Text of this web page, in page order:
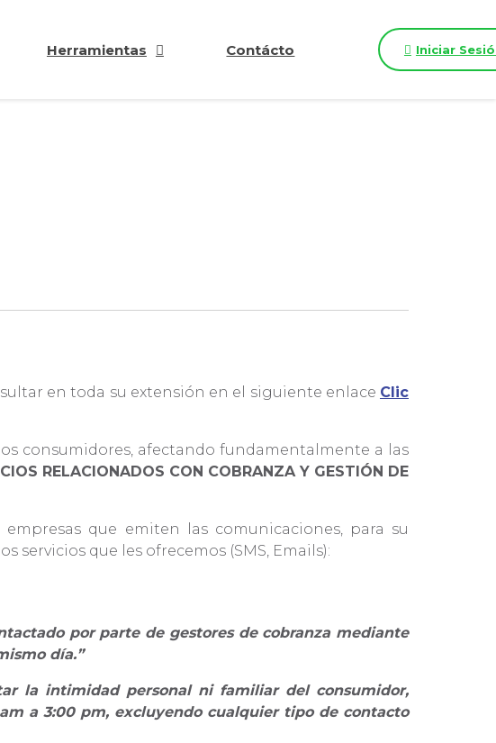
Herramientas Contácto Iniciar
en toda su extensión en el siguiente enlace Clic
consumidores, afectando fundamentalmente a las
RELACIONADOS CON COBRANZA Y GESTIÓN DE
que emiten las comunicaciones, para su
que les ofrecemos (SMS, Emails):
por parte de gestores de cobranza mediante
día.”
la intimidad personal ni familiar del consumidor,
a 3:00 pm, excluyendo cualquier tipo de contacto